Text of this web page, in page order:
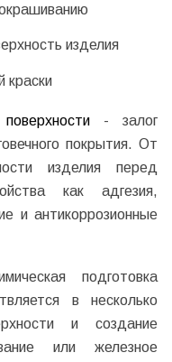
изделия
краски
- залог
покрытия. От
изделия перед
как адгезия,
и антикоррозионные
подготовка
в несколько
и создание
или железное